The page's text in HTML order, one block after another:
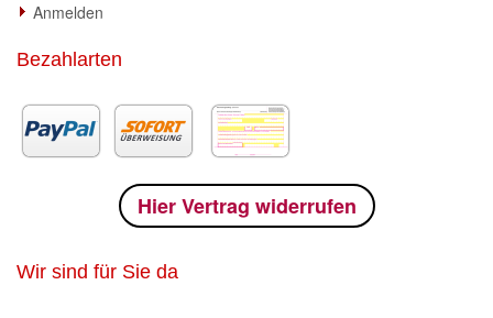
Anmelden
Bezahlarten
Hier Vertrag widerrufen
Wir sind für Sie da